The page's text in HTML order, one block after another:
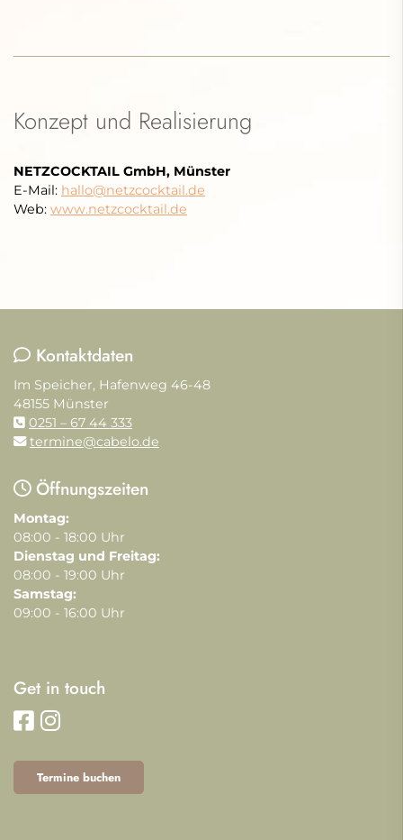
Konzept und Realisierung
NETZCOCKTAIL GmbH, Münster
E-Mail: hallo@netzcocktail.de
Web: www.netzcocktail.de
Kontaktdaten
Im Speicher, Hafenweg 46-48
48155 Münster
0251 – 67 44 333
termine@cabelo.de
Öffnungszeiten
Montag:
08:00 - 18:00 Uhr
Dienstag und Freitag:
08:00 - 19:00 Uhr
Samstag:
09:00 - 16:00 Uhr
Get in touch
Termine buchen